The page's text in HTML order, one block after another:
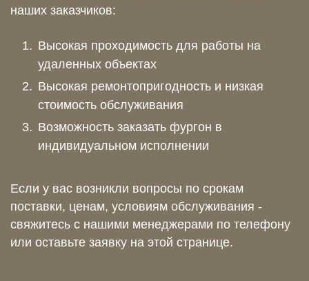
наших заказчиков:
Высокая проходимость для работы на
удаленных объектах
Высокая ремонтопригодность и низкая
стоимость обслуживания
Возможность заказать фургон в
индивидуальном исполнении
Если у вас возникли вопросы по срокам
поставки, ценам, условиям обслуживания -
свяжитесь с нашими менеджерами по телефону
или оставьте заявку на этой странице.